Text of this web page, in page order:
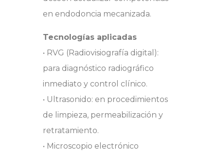
en endodoncia mecanizada.
Tecnologías aplicadas
• RVG (Radiovisiografía digital):
para diagnóstico radiográfico
inmediato y control clínico.
• Ultrasonido: en procedimientos
de limpieza, permeabilización y
retratamiento.
• Microscopio electrónico